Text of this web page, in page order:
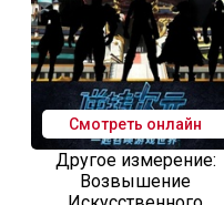
Смотреть онлайн
Другое измерение:
Возвышение